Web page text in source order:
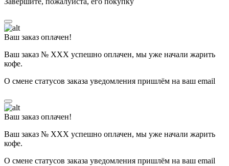
Ваш заказ оплачен!
Ваш заказ № ХХХ успешно оплачен, мы уже начали жарить
кофе.
О смене статусов заказа уведомления пришлём на ваш email
Ваш заказ оплачен!
Ваш заказ № ХХХ успешно оплачен, мы уже начали жарить
кофе.
О смене статусов заказа уведомления пришлём на ваш email